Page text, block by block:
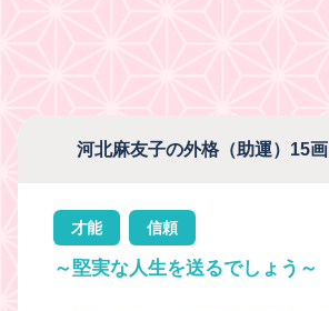
河北麻友子の外格（助運）15画
才能 信頼
～堅実な人生を送るでしょう～